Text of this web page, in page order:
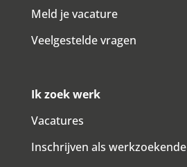
Meld je vacature
Veelgestelde vragen
Ik zoek werk
Vacatures
Inschrijven als werkzoekende